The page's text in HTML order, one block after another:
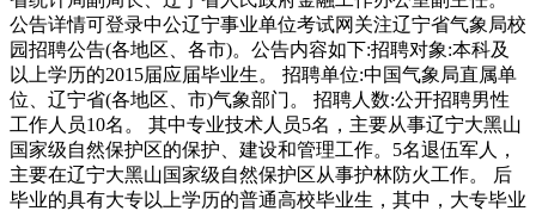
公告详情可登录中公辽宁事业单位考试网关注辽宁省气象局校
园招聘公告(各地区、各市)。公告内容如下:招聘对象:本科及
以上学历的2015届应届毕业生。 招聘单位:中国气象局直属单
位、辽宁省(各地区、市)气象部门。 招聘人数:公开招聘男性
工作人员10名。 其中专业技术人员5名，主要从事辽宁大黑山
国家级自然保护区的保护、建设和管理工作。5名退伍军人，
主要在辽宁大黑山国家级自然保护区从事护林防火工作。 后
毕业的具有大专以上学历的普通高校毕业生，其中，大专毕业